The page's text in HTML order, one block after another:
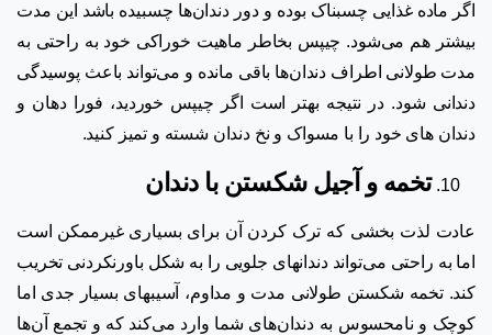
اگر ماده غذایی چسبناک بوده و دور دندان‌ها چسبیده باشد این مدت
بیشتر هم می‌شود. چیپس بخاطر ماهیت خوراکی خود به راحتی به
مدت طولانی اطراف دندان‌ها باقی مانده و می‌تواند باعث پوسیدگی
دندانی شود. در نتیجه بهتر است اگر چیپس خوردید، فورا دهان و
دندان های خود را با مسواک و نخ دندان شسته و تمیز کنید.
تخمه و آجیل شکستن با دندان
عادت لذت بخشی که ترک کردن آن برای بسیاری غیرممکن است
اما به راحتی می‌تواند دندانهای جلویی را به شکل باورنکردنی تخریب
کند. تخمه شکستن طولانی مدت و مداوم، آسیبهای بسیار جدی اما
کوچک و نامحسوس به دندان‌های شما وارد می‌کند که و تجمع آن‌ها